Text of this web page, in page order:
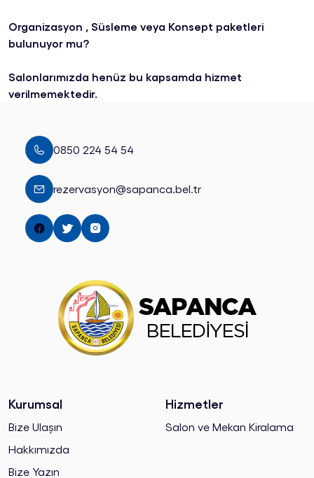
Organizasyon , Süsleme veya Konsept paketleri
bulunuyor mu?
Salonlarımızda henüz bu kapsamda hizmet
verilmemektedir.
0850 224 54 54
rezervasyon@sapanca.bel.tr
Kurumsal
Bize Ulaşın
Hakkımızda
Bize Yazın
Hizmetler
Salon ve Mekan Kiralama